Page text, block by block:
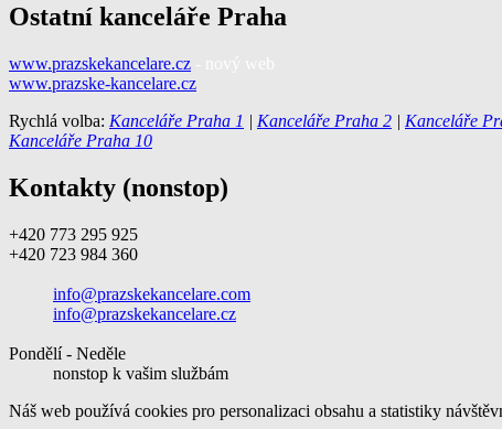
Ostatní kanceláře Praha
www.prazskekancelare.cz
www.prazske-kancelare.cz
Rychlá volba: Kanceláře Praha 1 | Kanceláře Praha 2 | Kanceláře
Kanceláře Praha 10
Kontakty (nonstop)
+420 773 295 925
+420 723 984 360
info@prazskekancelare.com
info@prazskekancelare.cz
Pondělí - Neděle
nonstop k vašim službám
Náš web používá cookies pro personalizaci obsahu a statistiky